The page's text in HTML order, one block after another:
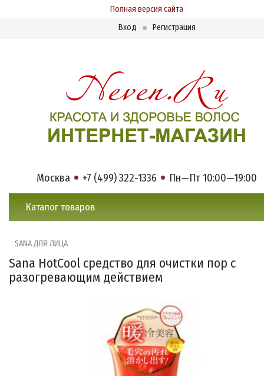
Полная версия сайта
Вход
Регистрация
Москва +7 (499) 322-1336 Пн—Пт 10:00—19:00
Каталог товаров
SANA ДЛЯ ЛИЦА
Sana HotCool средство для очистки пор с
разогревающим действием